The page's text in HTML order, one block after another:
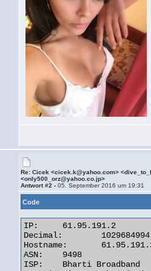
Re: Cicek <cicek.k@yahoo.com>
<only500_orz@yahoo.co.jp>
Antwort #2 -05. September 2016 um 19:31
Code
IP:	61.95.191.2
Decimal:	1029684994
Hostname:	61.95.191.2
ASN:	9498
ISP:	Bharti Broadband